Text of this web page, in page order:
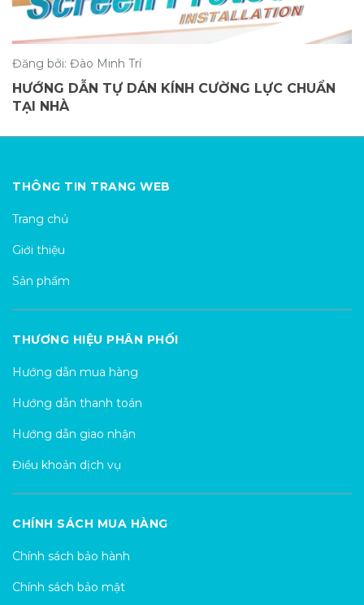
Đăng bởi: Đào Minh Trí
HƯỚNG DẪN TỰ DÁN KÍNH CƯỜNG LỰC CHUẨN
TẠI NHÀ
THÔNG TIN TRANG WEB
Trang chủ
Giới thiệu
Sản phẩm
THƯƠNG HIỆU PHÂN PHỐI
Hướng dẫn mua hàng
Hướng dẫn thanh toán
Hướng dẫn giao nhận
Điều khoản dịch vụ
CHÍNH SÁCH MUA HÀNG
Chính sách bảo hành
Chính sách bảo mật